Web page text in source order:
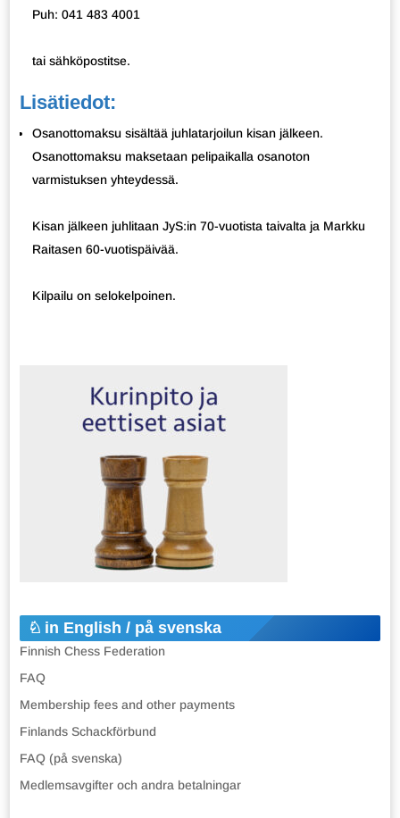
Puh: 041 483 4001
tai sähköpostitse.
Lisätiedot:
Osanottomaksu sisältää juhlatarjoilun kisan jälkeen.
Osanottomaksu maksetaan pelipaikalla osanoton
varmistuksen yhteydessä.
Kisan jälkeen juhlitaan JyS:in 70-vuotista taivalta ja Markku
Raitasen 60-vuotispäivää.
Kilpailu on selokelpoinen.
in English / på svenska
Finnish Chess Federation
FAQ
Membership fees and other payments
Finlands Schackförbund
FAQ (på svenska)
Medlemsavgifter och andra betalningar